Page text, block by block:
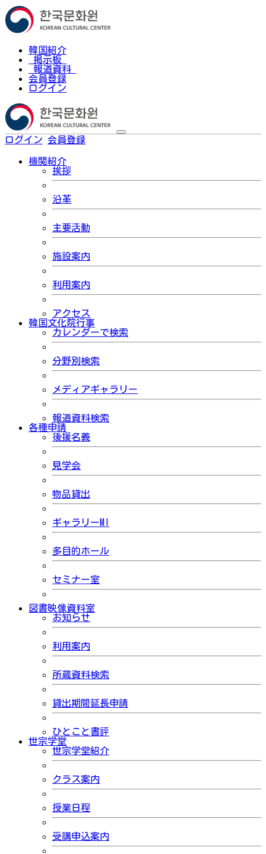
韓国紹介
掲示板
報道資料
会員登録
ログイン
ログイン 会員登録
機関紹介
挨拶
沿革
主要活動
施設案内
利用案内
アクセス
韓国文化院行事
カレンダーで検索
分野別検索
メディアギャラリー
報道資料検索
各種申請
後援名義
見学会
物品貸出
ギャラリーMI
多目的ホール
セミナー室
図書映像資料室
お知らせ
利用案内
所蔵資料検索
貸出期間延長申請
ひとこと書評
世宗学堂
世宗学堂紹介
クラス案内
授業日程
受講申込案内